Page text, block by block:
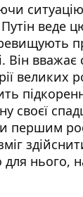
веде
Він вважає
великих
своєї
першим
нього,